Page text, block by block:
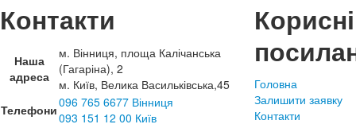
Контакти
Наша
адреса
м. Вінниця, площа Калічанська
(Гагаріна), 2
м. Київ, Велика Васильківська,45
Телефони096 765 6677 Вінниця
093 151 12 00 Київ
Корисні
Головна
Залишити заявку
Контакти